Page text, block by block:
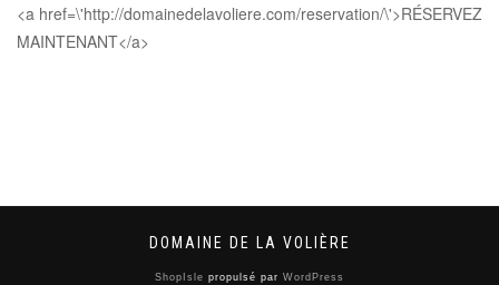
<a href=\'http://domainedelavoliere.com/reservation/\'>RÉSERVEZ
MAINTENANT</a>
DOMAINE DE LA VOLIÈRE
ShopIsle propulsé par WordPress